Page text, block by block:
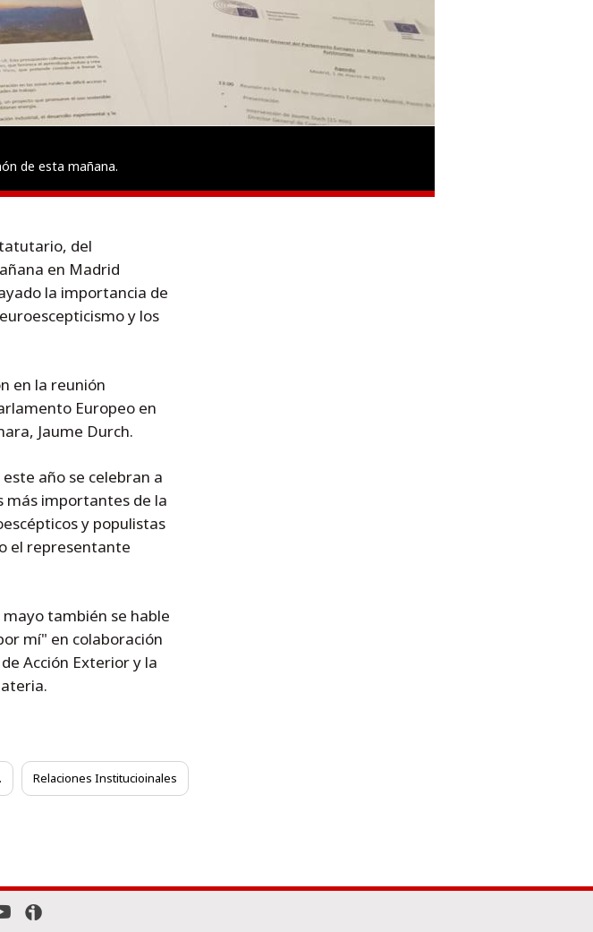
de esta mañana.
del
en Madrid
la importancia de
y los
en la reunión
Europeo en
Jaume Durch.
año se celebran a
más importantes de la
y populistas
el representante
mayo también se hable
mí" en colaboración
Acción Exterior y la
Relaciones Institucioinales